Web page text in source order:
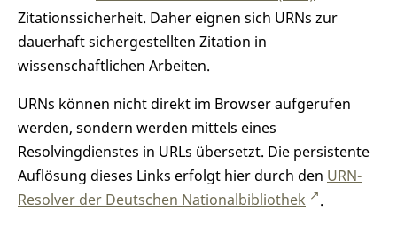
Zitationssicherheit. Daher eignen sich URNs zur
dauerhaft sichergestellten Zitation in
wissenschaftlichen Arbeiten.
URNs können nicht direkt im Browser aufgerufen
werden, sondern werden mittels eines
Resolvingdienstes in URLs übersetzt. Die persistente
Auflösung dieses Links erfolgt hier durch den URN-
Resolver der Deutschen Nationalbibliothek
.